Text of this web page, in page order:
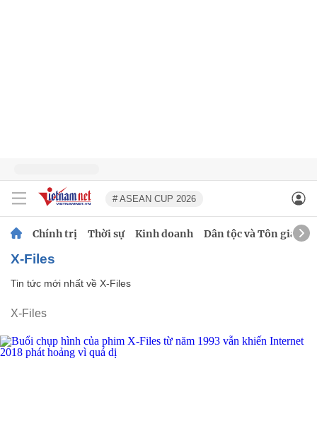
# ASEAN CUP 2026
Chính trị Thời sự Kinh doanh Dân tộc và Tôn giáo
X-Files
Tin tức mới nhất về X-Files
X-Files